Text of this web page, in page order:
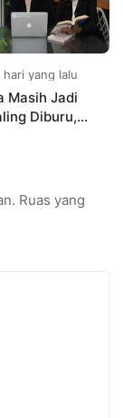
hari yang lalu
Masih Jadi
Diburu,
Ruas yang